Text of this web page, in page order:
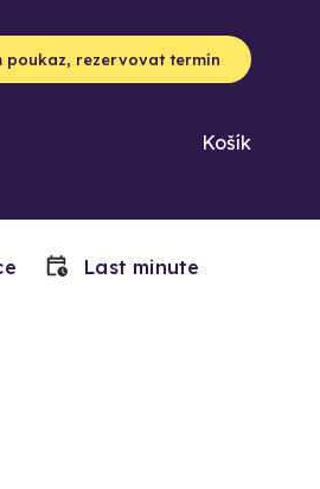
poukaz, rezervovat termín
Košík
Last minute